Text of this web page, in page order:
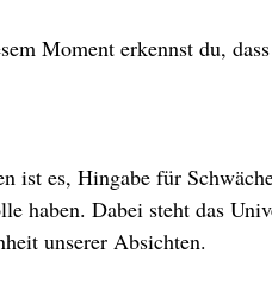
Moment erkennst du,
ist es, Hingabe für
haben. Dabei steht das
unserer Absichten.